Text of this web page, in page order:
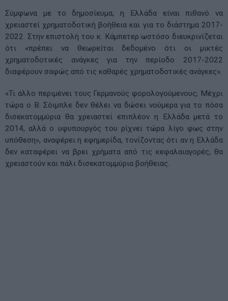
Σύμφωνα με το δημοσίευμα, η Ελλάδα είναι πιθανό να
χρειαστεί χρηματοδοτική βοήθεια και για το διάστημα 2017-
2022. Στην επιστολή του κ. Κάμπετερ ωστόσο διευκρινίζεται
ότι «πρέπει να θεωρείται δεδομένο ότι οι μικτές
χρηματοδοτικές ανάγκες για την περίοδο 2017-2022
διαφέρουν σαφώς από τις καθαρές χρηματοδοτικές ανάγκες».
«Τι άλλο περιμένει τους Γερμανούς φορολογούμενους; Μέχρι
τώρα ο Β. Σόιμπλε δεν θέλει να δώσει νούμερα για το πόσα
δισεκατομμύρια θα χρειαστεί επιπλέον η Ελλάδα μετά το
2014, αλλά ο υφυπουργός του ρίχνει τώρα λίγο φως στην
υπόθεση», αναφέρει η εφημερίδα, τονίζοντας ότι αν η Ελλάδα
δεν καταφέρει να βρει χρήματα από τις κεφαλαιαγορές, θα
χρειαστούν και πάλι δισεκατομμύρια βοήθειας.